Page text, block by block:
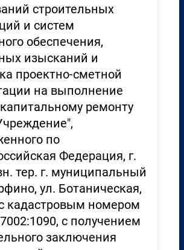
строительных
и систем
обеспечения,
изысканий и
проектно-сметной
на выполнение
ремонту
по
Федерация, г.
тер. г. муниципальный
ул. Ботаническая,
кадастровым номером
с получением
заключения